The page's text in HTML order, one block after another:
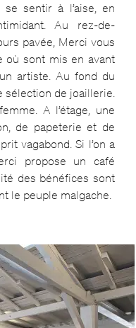
sentir à l’aise, en
Au rez-de-
pavée, Merci vous
où sont mis en avant
artiste. Au fond du
sélection de joaillerie.
A l’étage, une
de papeterie et de
vagabond. Si l’on a
propose un café
des bénéfices sont
le peuple malgache.